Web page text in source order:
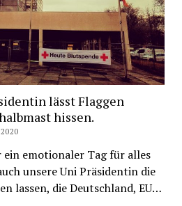
lässt Flaggen
hissen.
ein emotionaler Tag für alles
unsere Uni Präsidentin die
lassen, die Deutschland, EU…